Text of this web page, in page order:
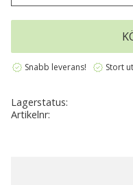
verified Snabb leverans! verified Stort
Lagerstatus
Artikelnr